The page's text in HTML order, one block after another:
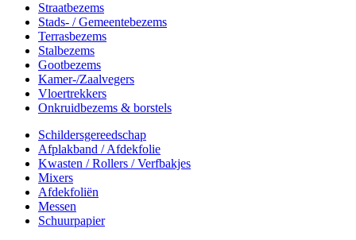
Straatbezems
Stads- / Gemeentebezems
Terrasbezems
Stalbezems
Gootbezems
Kamer-/Zaalvegers
Vloertrekkers
Onkruidbezems & borstels
Schildersgereedschap
Afplakband / Afdekfolie
Kwasten / Rollers / Verfbakjes
Mixers
Afdekfoliën
Messen
Schuurpapier